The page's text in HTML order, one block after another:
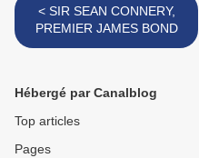
< SIR SEAN CONNERY,
PREMIER JAMES BOND
Hébergé par Canalblog
Top articles
Pages